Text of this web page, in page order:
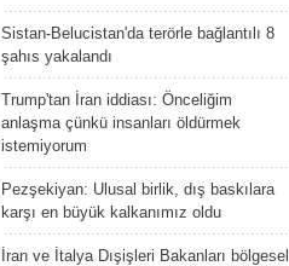
Sistan-Belucistan'da terörle bağlantılı 8
şahıs yakalandı
Trump'tan İran iddiası: Önceliğim
anlaşma çünkü insanları öldürmek
istemiyorum
Pezşekiyan: Ulusal birlik, dış baskılara
karşı en büyük kalkanımız oldu
İran ve İtalya Dışişleri Bakanları bölgesel